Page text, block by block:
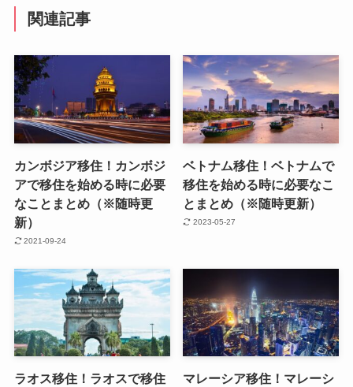
関連記事
カンボジア移住！カンボジ
アで移住を始める時に必要
なことまとめ（※随時更
新）
2021-09-24
ベトナム移住！ベトナムで
移住を始める時に必要なこ
とまとめ（※随時更新）
2023-05-27
ラオス移住！ラオスで移住
マレーシア移住！マレーシ